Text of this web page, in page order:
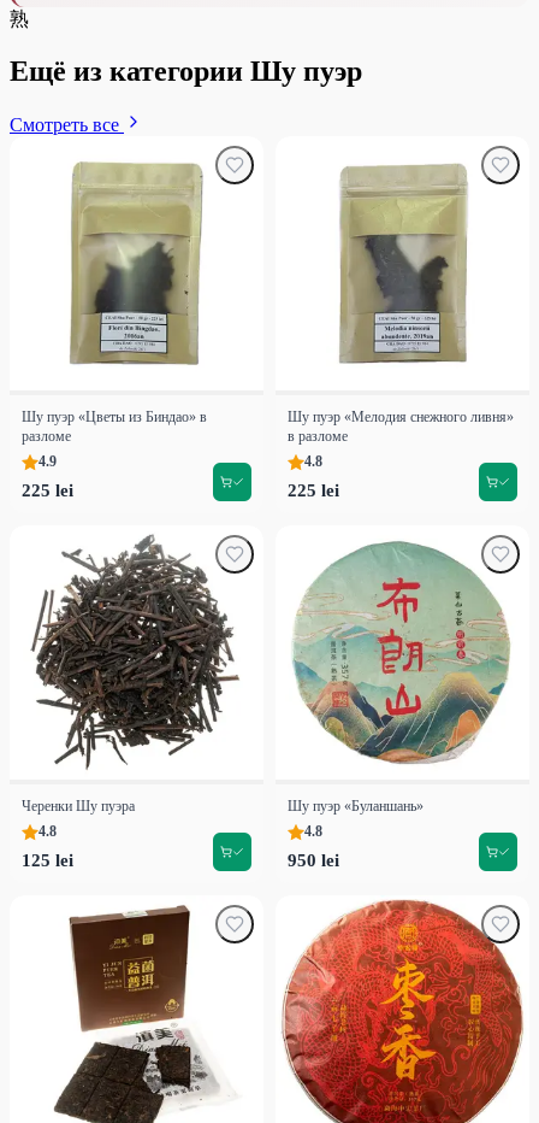
熟
Ещё из категории Шу пуэр
Смотреть все
Шу пуэр «Цветы из Биндао» в
разломе
4.9
225 lei
Шу пуэр «Мелодия снежного ливня»
в разломе
4.8
225 lei
Черенки Шу пуэра
4.8
125 lei
Шу пуэр «Буланшань»
4.8
950 lei